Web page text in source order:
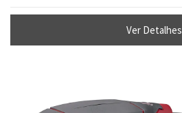
Ver Detalhes